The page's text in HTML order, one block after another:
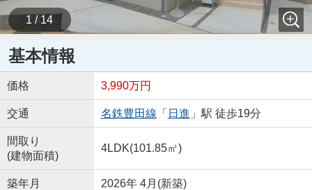
1 / 14
基本情報
価格 3,990万円
交通 名鉄豊田線 「 日進 」駅 徒歩19分
間取り
(建物面積)
4LDK(101.85㎡)
築年月 2026年 4月(新築)